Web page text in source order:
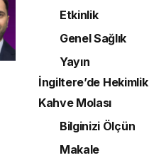
Etkinlik
Genel Sağlık
Yayın
İngiltere’de Hekimlik
Kahve Molası
Bilginizi Ölçün
Makale